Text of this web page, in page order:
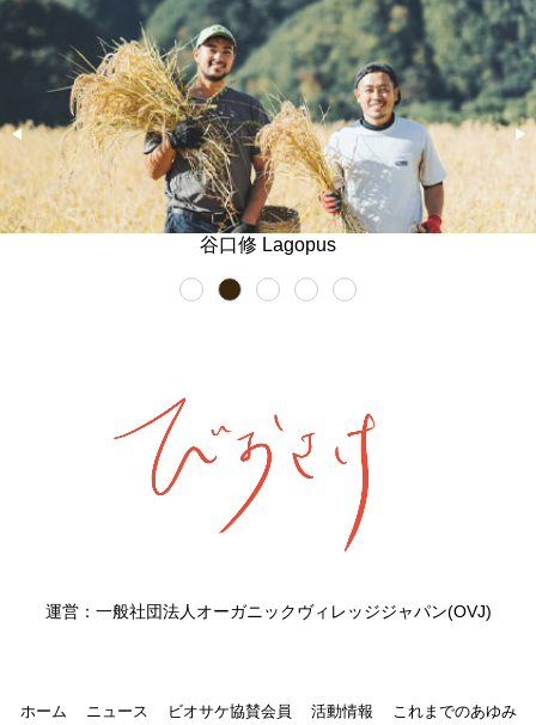
谷口修 Lagopus
運営：一般社団法人オーガニックヴィレッジジャパン(OVJ)
ホーム ニュース ビオサケ協賛会員 活動情報 これまでのあゆみ